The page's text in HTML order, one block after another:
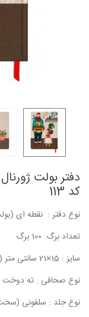
دفتر بولت
کد 113
نوع دفتر : نقطه ای
تعداد برگ: 100 برگ
سایز : 15×21 سانتی متر (رقعی)
نوع صحافی : ته دوخت
نوع جلد : سلفونی